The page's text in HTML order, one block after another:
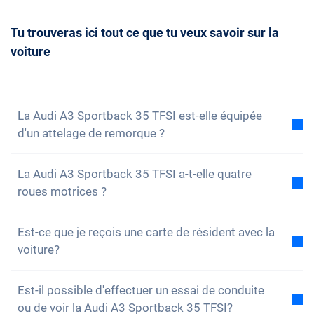
disponibles. Tu as ainsi la possibilité de réserver à
temps le véhicule de ton choix.
toujours nouscontacteret convenir d'un rendez-
vous de conseil avec nous. Nous répondrons
Tu trouveras ici tout ce que tu veux savoir sur la
voiture
La Audi A3 Sportback 35 TFSI est-elle équipée
d'un attelage de remorque ?
remorque. Cependant, tu as la possibilité de
l'installer toi-même.
La Audi A3 Sportback 35 TFSI a-t-elle quatre
roues motrices ?
TFSI n'a pas de quatre roues motrices. Cependant, la
voiture est bien équipée.
Est-ce que je reçois une carte de résident avec la
voiture?
ton canton de résidence. Par conséquent, il n'y a
Est-il possible d'effectuer un essai de conduite
ou de voir la Audi A3 Sportback 35 TFSI?